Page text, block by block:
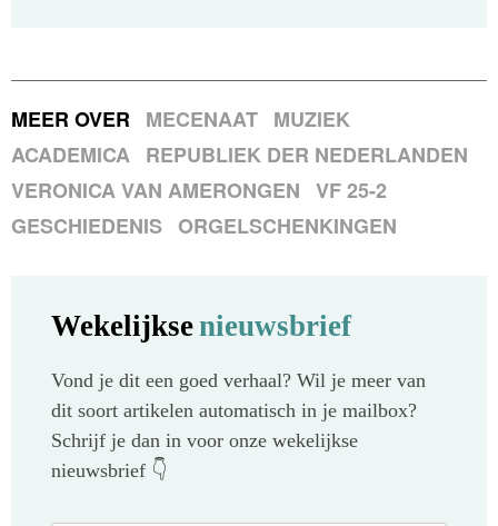
MEER OVER MECENAAT MUZIEK
ACADEMICA REPUBLIEK DER NEDERLANDEN
VERONICA VAN AMERONGEN VF 25-2
GESCHIEDENIS ORGELSCHENKINGEN
Wekelijksenieuwsbrief
Vond je dit een goed verhaal? Wil je meer van
dit soort artikelen automatisch in je mailbox?
Schrijf je dan in voor onze wekelijkse
nieuwsbrief 👇